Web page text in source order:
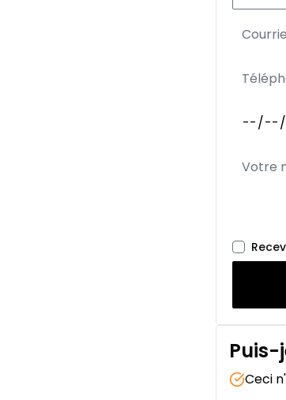
0.00
0.00
Puis-
Ceci